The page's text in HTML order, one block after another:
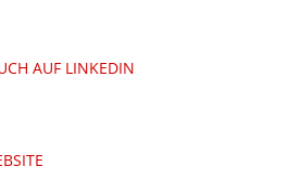
AUF LINKEDIN